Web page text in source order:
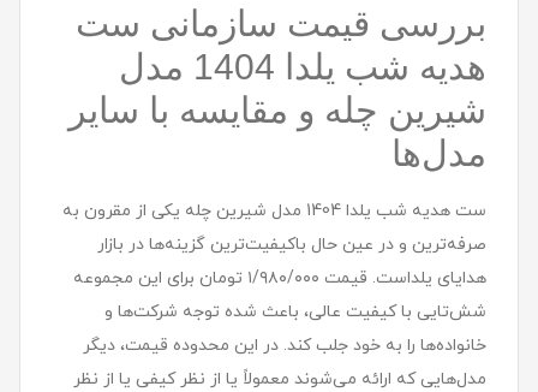
بررسی قیمت سازمانی ست
هديه شب یلدا 1404 مدل
شيرين چله و مقایسه با سایر
مدل‌ها
ست هديه شب یلدا 1404 مدل شيرين چله یکی از مقرون به
صرفه‌ترین و در عین حال باکیفیت‌ترین گزینه‌ها در بازار
هدایای یلداست. قیمت ۱/۹۸۰/۰۰۰ تومان برای این مجموعه
شش‌تایی با کیفیت عالی، باعث شده توجه شرکت‌ها و
خانواده‌ها را به خود جلب کند. در این محدوده قیمت، دیگر
مدل‌هایی که ارائه می‌شوند معمولاً یا از نظر کیفی یا از نظر